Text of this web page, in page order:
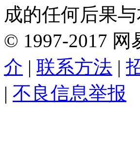
成的任何后果
© 1997-2017 网
介 | 联系方法 |
| 不良信息举报